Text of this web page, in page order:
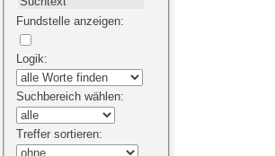
Fundstelle anzeigen:
Logik:
Suchbereichwählen:
Treffer sortieren: